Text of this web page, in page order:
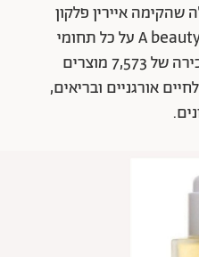
שהקימה איירין פלקון
ומצליח להכיל את עקרונות ה־A beauty על כל תחומי
החיים. הבלוג מציע סקירה ומכירה של 7,573 מוצרים
אורגניים ובריאים,